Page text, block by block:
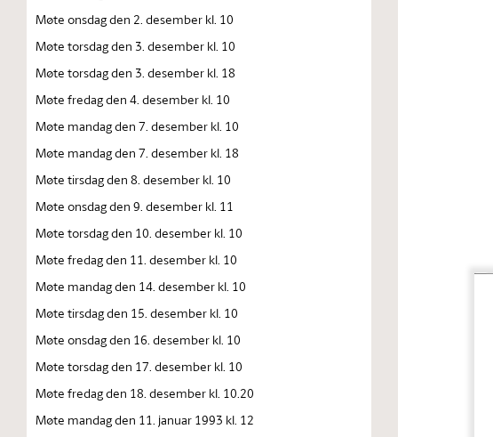
Møte onsdag den 2. desember kl. 10
Møte torsdag den 3. desember kl. 10
Møte torsdag den 3. desember kl. 18
Møte fredag den 4. desember kl. 10
Møte mandag den 7. desember kl. 10
Møte mandag den 7. desember kl. 18
Møte tirsdag den 8. desember kl. 10
Møte onsdag den 9. desember kl. 11
Møte torsdag den 10. desember kl. 10
Møte fredag den 11. desember kl. 10
Møte mandag den 14. desember kl. 10
Møte tirsdag den 15. desember kl. 10
Møte onsdag den 16. desember kl. 10
Møte torsdag den 17. desember kl. 10
Møte fredag den 18. desember kl. 10.20
Møte mandag den 11. januar 1993 kl. 12